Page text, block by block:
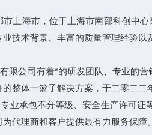
海市，位于上海市南部科创中心
技术背景、丰富的质量管理经验
公司有着*的研发团队、专业的营
整体一篮子解决方案，于二零二
业承包不分等级、安全生产许可
代理商和客户提供最有力服务保